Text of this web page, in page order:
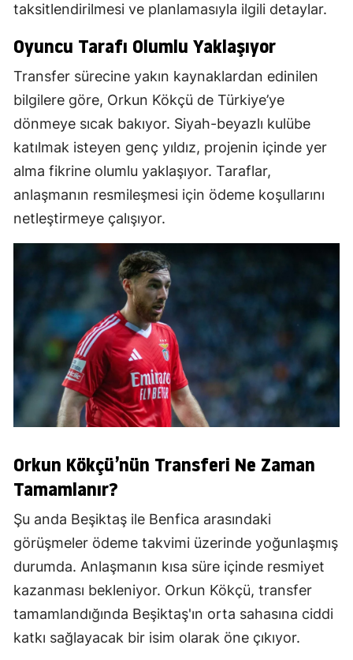
taksitlendirilmesi ve planlamasıyla ilgili detaylar.
Oyuncu Tarafı Olumlu Yaklaşıyor
Transfer sürecine yakın kaynaklardan edinilen
bilgilere göre, Orkun Kökçü de Türkiye’ye
dönmeye sıcak bakıyor. Siyah-beyazlı kulübe
katılmak isteyen genç yıldız, projenin içinde yer
alma fikrine olumlu yaklaşıyor. Taraflar,
anlaşmanın resmileşmesi için ödeme koşullarını
netleştirmeye çalışıyor.
Orkun Kökçü’nün Transferi Ne Zaman
Tamamlanır?
Şu anda Beşiktaş ile Benfica arasındaki
görüşmeler ödeme takvimi üzerinde yoğunlaşmış
durumda. Anlaşmanın kısa süre içinde resmiyet
kazanması bekleniyor. Orkun Kökçü, transfer
tamamlandığında Beşiktaş'ın orta sahasına ciddi
katkı sağlayacak bir isim olarak öne çıkıyor.